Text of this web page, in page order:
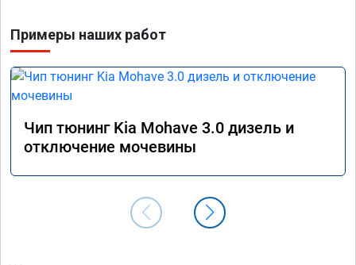
Примеры наших работ
Чип тюнинг Kia Mohave 3.0 дизель и
отключение мочевины